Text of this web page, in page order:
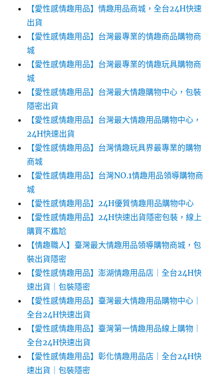
【愛性感情趣用品】情趣用品商城，全台24H快速
出貨
【愛性感情趣用品】台灣最專業的情趣商品購物商
城
【愛性感情趣用品】台灣最專業的情趣玩具購物商
城
【愛性感情趣用品】台灣最大情趣購物中心，包裝
隱密出貨
【愛性感情趣用品】台灣最大情趣用品購物中心，
24H快速出貨
【愛性感情趣用品】台灣情趣玩具界最專業的購物
商城
【愛性感情趣用品】台灣NO.1情趣用品領導購物商
城
【愛性感情趣用品】24H優質情趣用品購物中心
【愛性感情趣用品】24H快速出貨隱密包裝，線上
購買不尷尬‎‎
【情趣職人】臺灣最大情趣用品領導購物商城，包
裝出貨隱密
【愛性感情趣用品】澎湖情趣用品店｜全台24H快
速出貨｜包裝隱密
【愛性感情趣用品】臺灣最大情趣用品購物中心｜
全台24H快速出貨
【愛性感情趣用品】臺灣第一情趣用品線上購物｜
全台24H快速出貨
【愛性感情趣用品】彰化情趣用品店｜全台24H快
速出貨｜包裝隱密